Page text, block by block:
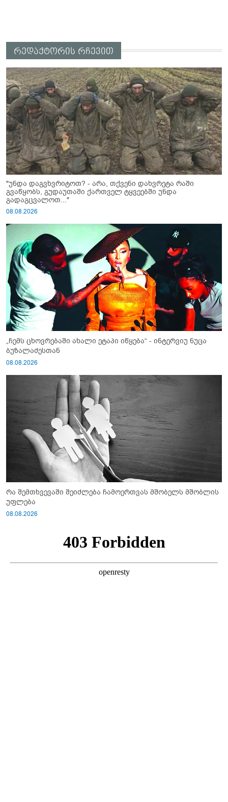
რედაქტორის რჩევით
"უნდა დაგვხვრიტოთ? - არა, თქვენი დახვრეტა რაში
გვაწყობს, გუდაუთაში ქართველ ტყვეებში უნდა
გადაგცვალოთ..."
08.08.2026
„ჩემს ცხოვრებაში ახალი ეტაპი იწყება“ - ინტერვიუ ნუცა
ბუზალაძესთან
08.08.2026
რა შემთხვევაში შეიძლება ჩამოერთვას მშობელს მშობლის
უფლება
08.08.2026